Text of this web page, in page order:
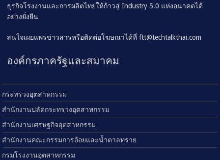
ธุรกิจโรงงานและการผลิตไทยให้ก้าวสู่ Industry 5.0 แห่งอนาคตได้
อย่างยั่งยืน
สนใจเผยแพร่ข่าวสารหรือติดต่อโฆษณาได้ที่ftt@techtalkthai.com
องค์กรภาครัฐและสมาคม
กระทรวงอุตสาหกรรม
สำนักงานปลัดกระทรวงอุตสาหกรรม
สำนักงานเศรษฐกิจอุตสาหกรรม
สำนักงานคณะกรรมการอ้อยและน้ำตาลทราย
กรมโรงงานอุตสาหกรรม